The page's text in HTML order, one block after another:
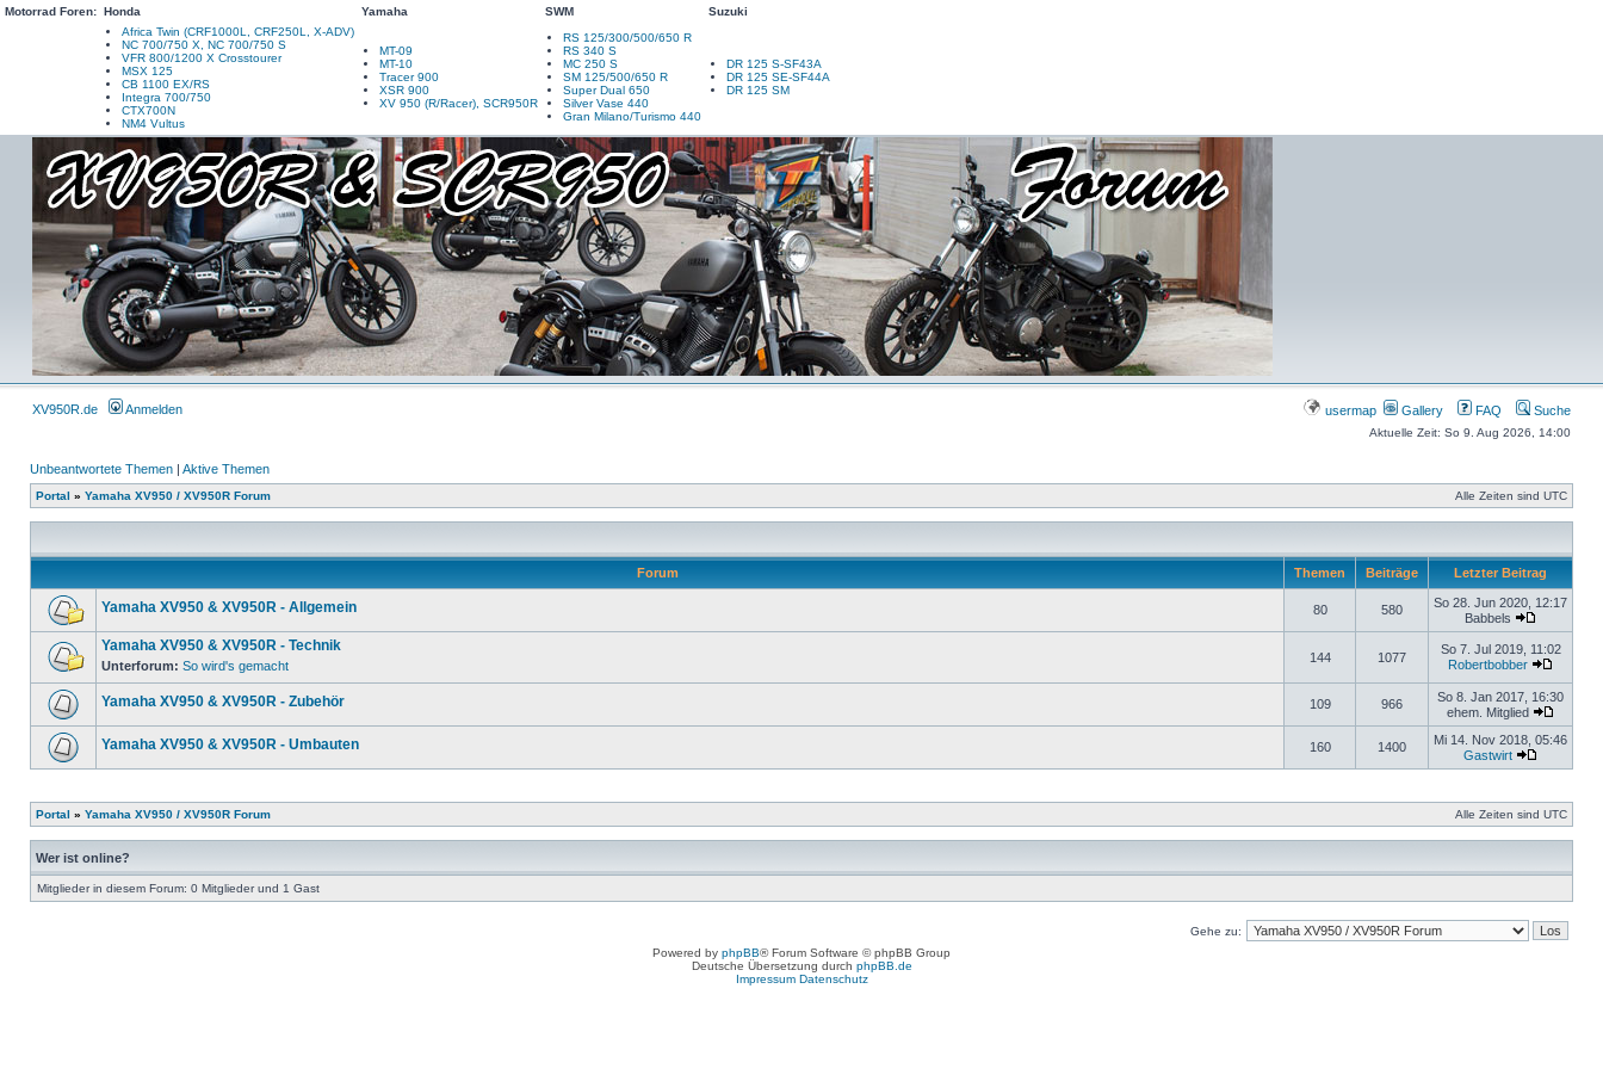
Motorrad Foren: Honda Yamaha SWM
Suzuki
Africa Twin (CRF1000L, CRF250L, X-ADV)
NC 700/750 X, NC 700/750 S
VFR 800/1200 X Crosstourer
MSX 125
CB 1100 EX/RS
Integra 700/750
CTX700N
NM4 Vultus
MT-09
MT-10
Tracer 900
XSR 900
XV 950 (R/Racer), SCR950R
RS 125/300/500/650 R
RS 340 S
MC 250 S
SM 125/500/650 R
Super Dual 650
Silver Vase 440
Gran Milano/Turismo 440
DR 125 S-SF43A
DR 125 SE-SF44A
DR 125 SM
XV950R.de Anmelden usermap Gallery FAQ Suche
Aktuelle Zeit: So 9. Aug 2026, 14:00
Unbeantwortete Themen | Aktive Themen
Portal » Yamaha XV950 / XV950R Forum Alle Zeiten sind UTC
Forum Themen Beiträge Letzter Beitrag
Yamaha XV950 & XV950R - Allgemein 80 580
So 28. Jun 2020, 12:17
Babbels
Yamaha XV950 & XV950R - Technik
Unterforum: So wird's gemacht
144 1077
So 7. Jul 2019, 11:02
Robertbobber
Yamaha XV950 & XV950R - Zubehör 109 966
So 8. Jan 2017, 16:30
ehem. Mitglied
Yamaha XV950 & XV950R - Umbauten 160 1400
Mi 14. Nov 2018, 05:46
Gastwirt
Portal » Yamaha XV950 / XV950R Forum Alle Zeiten sind UTC
Wer ist online?
Mitglieder in diesem Forum: 0 Mitglieder und 1 Gast
Gehe zu:
Powered by phpBB® Forum Software © phpBB Group
Deutsche Übersetzung durch phpBB.de
Impressum Datenschutz